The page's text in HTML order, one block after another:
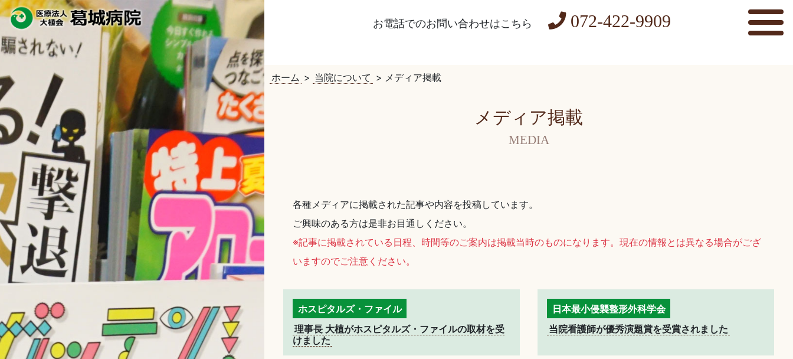
お電話でのお問い合わせはこちら 072-422-9909
ホーム > 当院について > メディア掲載
メディア掲載
MEDIA
各種メディアに掲載された記事や内容を投稿しています。
ご興味のある方は是非お目通しください。
※記事に掲載されている日程、時間等のご案内は掲載当時のものになります。現在の情報とは異なる場合がござ
いますのでご注意ください。
ホスピタルズ・ファイル
理事長 大植がホスピタルズ・ファイルの取材を受
けました
日本最小侵襲整形外科学会
当院看護師が優秀演題賞を受賞されました